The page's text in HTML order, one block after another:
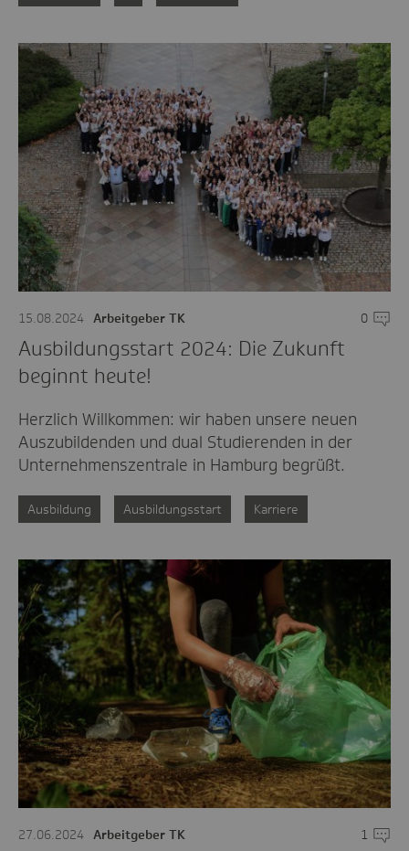
15.08.2024 Arbeitgeber TK 0
Ausbildungsstart 2024: Die Zukunft
beginnt heute!
Herzlich Willkommen: wir haben unsere neuen
Auszubildenden und dual Studierenden in der
Unternehmenszentrale in Hamburg begrüßt.
Ausbildung Ausbildungsstart Karriere
27.06.2024 Arbeitgeber TK 1